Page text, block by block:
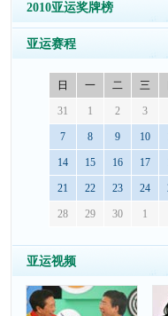
2010亚运奖牌榜
亚运赛程
日 一 二 三
31 1 2 3
7 8 9 10
14 15 16 17
21 22 23 24
28 29 30 1
亚运视频